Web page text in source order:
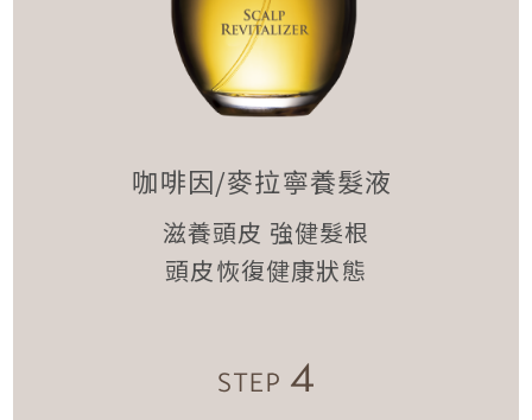
咖啡因/麥拉寧養髮液
滋養頭皮 強健髮根
頭皮恢復健康狀態